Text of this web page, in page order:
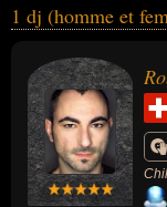
également avoir été
moment de leurs
1 dj (homme et